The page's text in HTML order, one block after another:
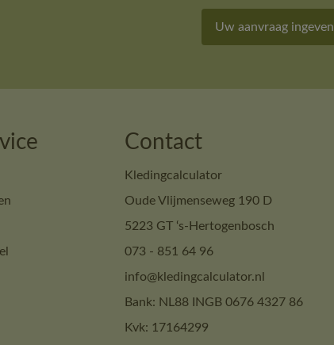
Uw aanvraag ingeven
Contact
Kledingcalculator
Oude Vlijmenseweg 190 D
5223 GT ‘s-Hertogenbosch
073 - 851 64 96
info@kledingcalculator.nl
Bank: NL88 INGB 0676 4327 86
Kvk: 17164299